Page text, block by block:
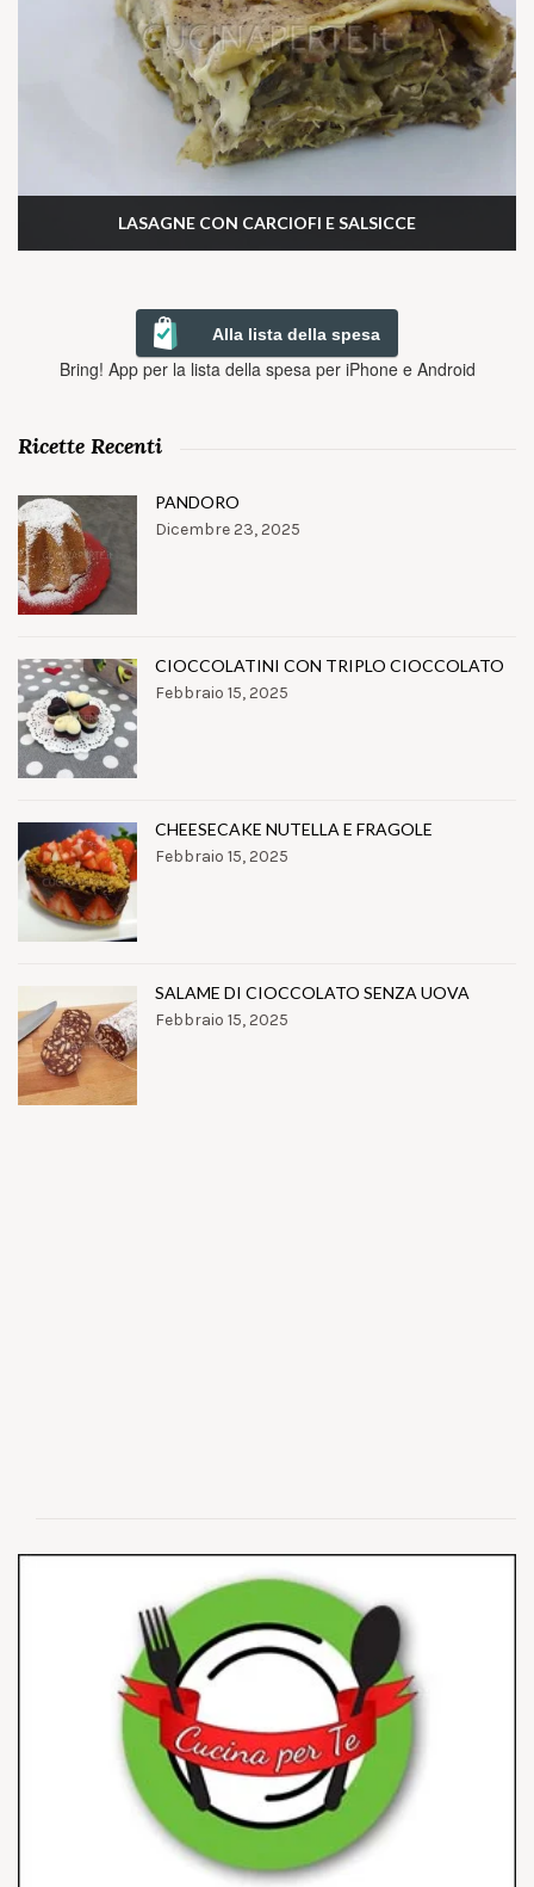
LASAGNE CON CARCIOFI E SALSICCE
Alla lista della spesa
Bring! App per la lista della spesa per iPhone e Android
Ricette Recenti
PANDORO
Dicembre 23, 2025
CIOCCOLATINI CON TRIPLO CIOCCOLATO
Febbraio 15, 2025
CHEESECAKE NUTELLA E FRAGOLE
Febbraio 15, 2025
SALAME DI CIOCCOLATO SENZA UOVA
Febbraio 15, 2025